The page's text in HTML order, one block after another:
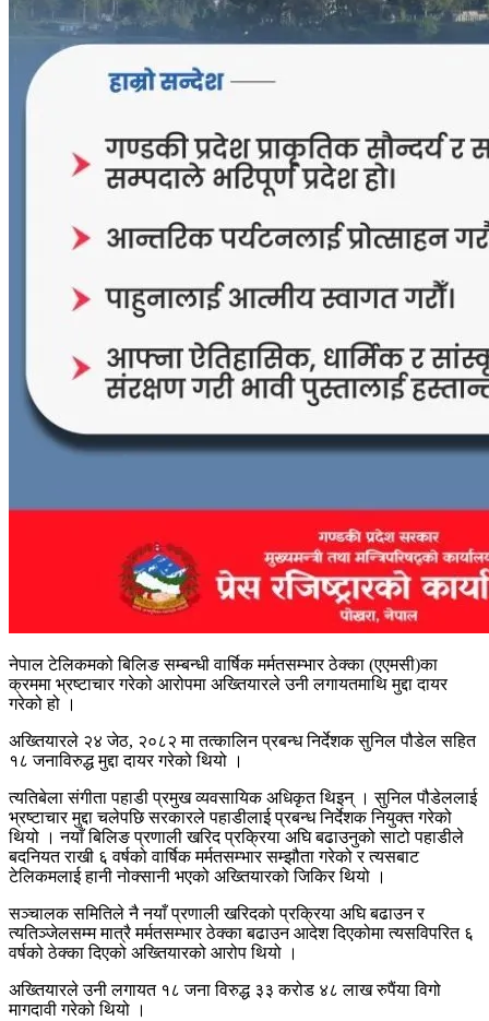
नेपाल टेलिकमको बिलिङ सम्बन्धी वार्षिक मर्मतसम्भार ठेक्का (एएमसी)का
क्रममा भ्रष्टाचार गरेको आरोपमा अख्तियारले उनी लगायतमाथि मुद्दा दायर
गरेको हो ।
अख्तियारले २४ जेठ, २०८२ मा तत्कालिन प्रबन्ध निर्देशक सुनिल पौडेल सहित
१८ जनाविरुद्ध मुद्दा दायर गरेको थियो ।
त्यतिबेला संगीता पहाडी प्रमुख व्यवसायिक अधिकृत थिइन् । सुनिल पौडेललाई
भ्रष्टाचार मुद्दा चलेपछि सरकारले पहाडीलाई प्रबन्ध निर्देशक नियुक्त गरेको
थियो । नयाँ बिलिङ प्रणाली खरिद प्रक्रिया अघि बढाउनुको साटो पहाडीले
बदनियत राखी ६ वर्षको वार्षिक मर्मतसम्भार सम्झौता गरेको र त्यसबाट
टेलिकमलाई हानी नोक्सानी भएको अख्तियारको जिकिर थियो ।
सञ्चालक समितिले नै नयाँ प्रणाली खरिदको प्रक्रिया अघि बढाउन र
त्यतिञ्जेलसम्म मात्रै मर्मतसम्भार ठेक्का बढाउन आदेश दिएकोमा त्यसविपरित ६
वर्षको ठेक्का दिएको अख्तियारको आरोप थियो ।
अख्तियारले उनी लगायत १८ जना विरुद्ध ३३ करोड ४८ लाख रुपैंया विगो
मागदावी गरेको थियो ।